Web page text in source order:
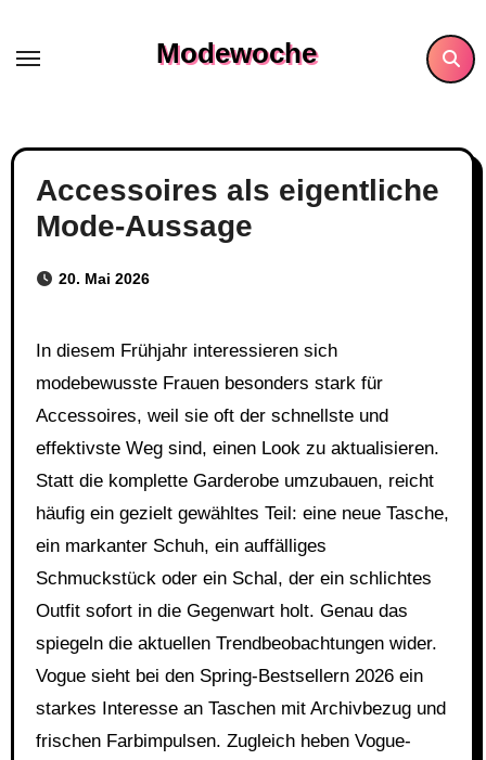
content
Modewoche
Accessoires als eigentliche
Mode-Aussage
20. Mai 2026
In diesem Frühjahr interessieren sich
modebewusste Frauen besonders stark für
Accessoires, weil sie oft der schnellste und
effektivste Weg sind, einen Look zu aktualisieren.
Statt die komplette Garderobe umzubauen, reicht
häufig ein gezielt gewähltes Teil: eine neue Tasche,
ein markanter Schuh, ein auffälliges
Schmuckstück oder ein Schal, der ein schlichtes
Outfit sofort in die Gegenwart holt. Genau das
spiegeln die aktuellen Trendbeobachtungen wider.
Vogue sieht bei den Spring-Bestsellern 2026 ein
starkes Interesse an Taschen mit Archivbezug und
frischen Farbimpulsen. Zugleich heben Vogue-